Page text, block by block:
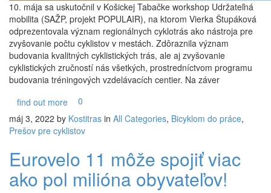
10. mája sa uskutočnil v Košickej Tabačke workshop Udržateľná
mobilita (SAŽP, projekt POPULAIR), na ktorom Vierka Štupáková
odprezentovala význam regionálnych cyklotrás ako nástroja pre
zvyšovanie počtu cyklistov v mestách. Zdôraznila význam
budovania kvalitných cyklistických trás, ale aj zvyšovanie
cyklistických zručností nás všetkých, prostredníctvom programu
budovania tréningových vzdelávacích centier. Na záver
find out more
0
máj 3, 2022 by Kostitras in All Categories, Bicyklom do práce,
Prešov pre cyklistov
Eurovelo 11 môže spojiť viac
ako pol milióna obyvateľov!